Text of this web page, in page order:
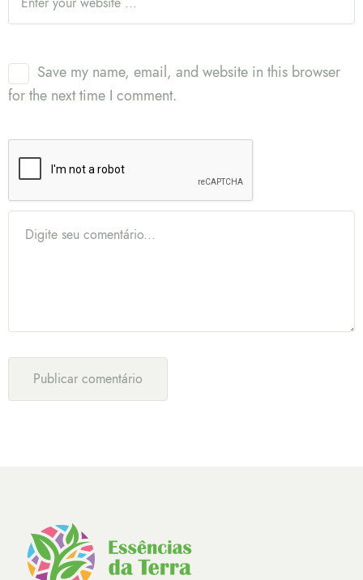
Save my name, email, and website in this browser
for the next time I comment.